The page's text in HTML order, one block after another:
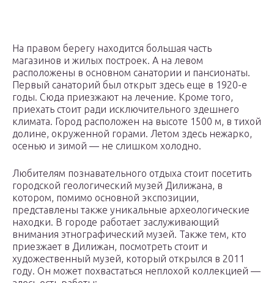
На правом берегу находится большая часть
магазинов и жилых построек. А на левом
расположены в основном санатории и пансионаты.
Первый санаторий был открыт здесь еще в 1920-е
годы. Сюда приезжают на лечение. Кроме того,
приехать стоит ради исключительного здешнего
климата. Город расположен на высоте 1500 м, в тихой
долине, окруженной горами. Летом здесь нежарко,
осенью и зимой — не слишком холодно.
Любителям познавательного отдыха стоит посетить
городской геологический музей Дилижана, в
котором, помимо основной экспозиции,
представлены также уникальные археологические
находки. В городе работает заслуживающий
внимания этнографический музей. Также тем, кто
приезжает в Дилижан, посмотреть стоит и
художественный музей, который открылся в 2011
году. Он может похвастаться неплохой коллекцией —